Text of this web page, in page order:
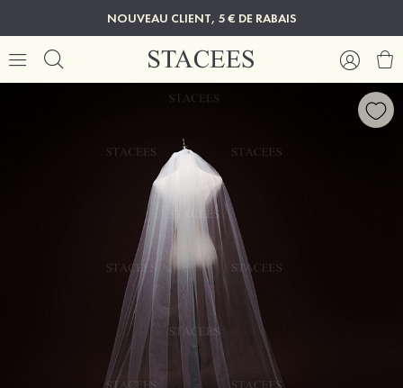
NOUVEAU CLIENT, 5 € DE RABAIS